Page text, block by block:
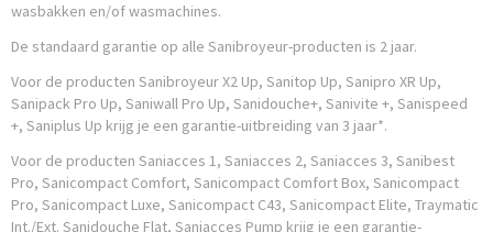
wasbakken en/of wasmachines.
De standaard garantie op alle Sanibroyeur-producten is 2 jaar.
Voor de producten Sanibroyeur X2 Up, Sanitop Up, Sanipro XR Up,
Sanipack Pro Up, Saniwall Pro Up, Sanidouche+, Sanivite +, Sanispeed
+, Saniplus Up krijg je een garantie-uitbreiding van 3 jaar*.
Voor de producten Saniacces 1, Saniacces 2, Saniacces 3, Sanibest
Pro, Sanicompact Comfort, Sanicompact Comfort Box, Sanicompact
Pro, Sanicompact Luxe, Sanicompact C43, Sanicompact Elite, Traymatic
Int./Ext. Sanidouche Flat, Saniacces Pump krijg je een garantie-